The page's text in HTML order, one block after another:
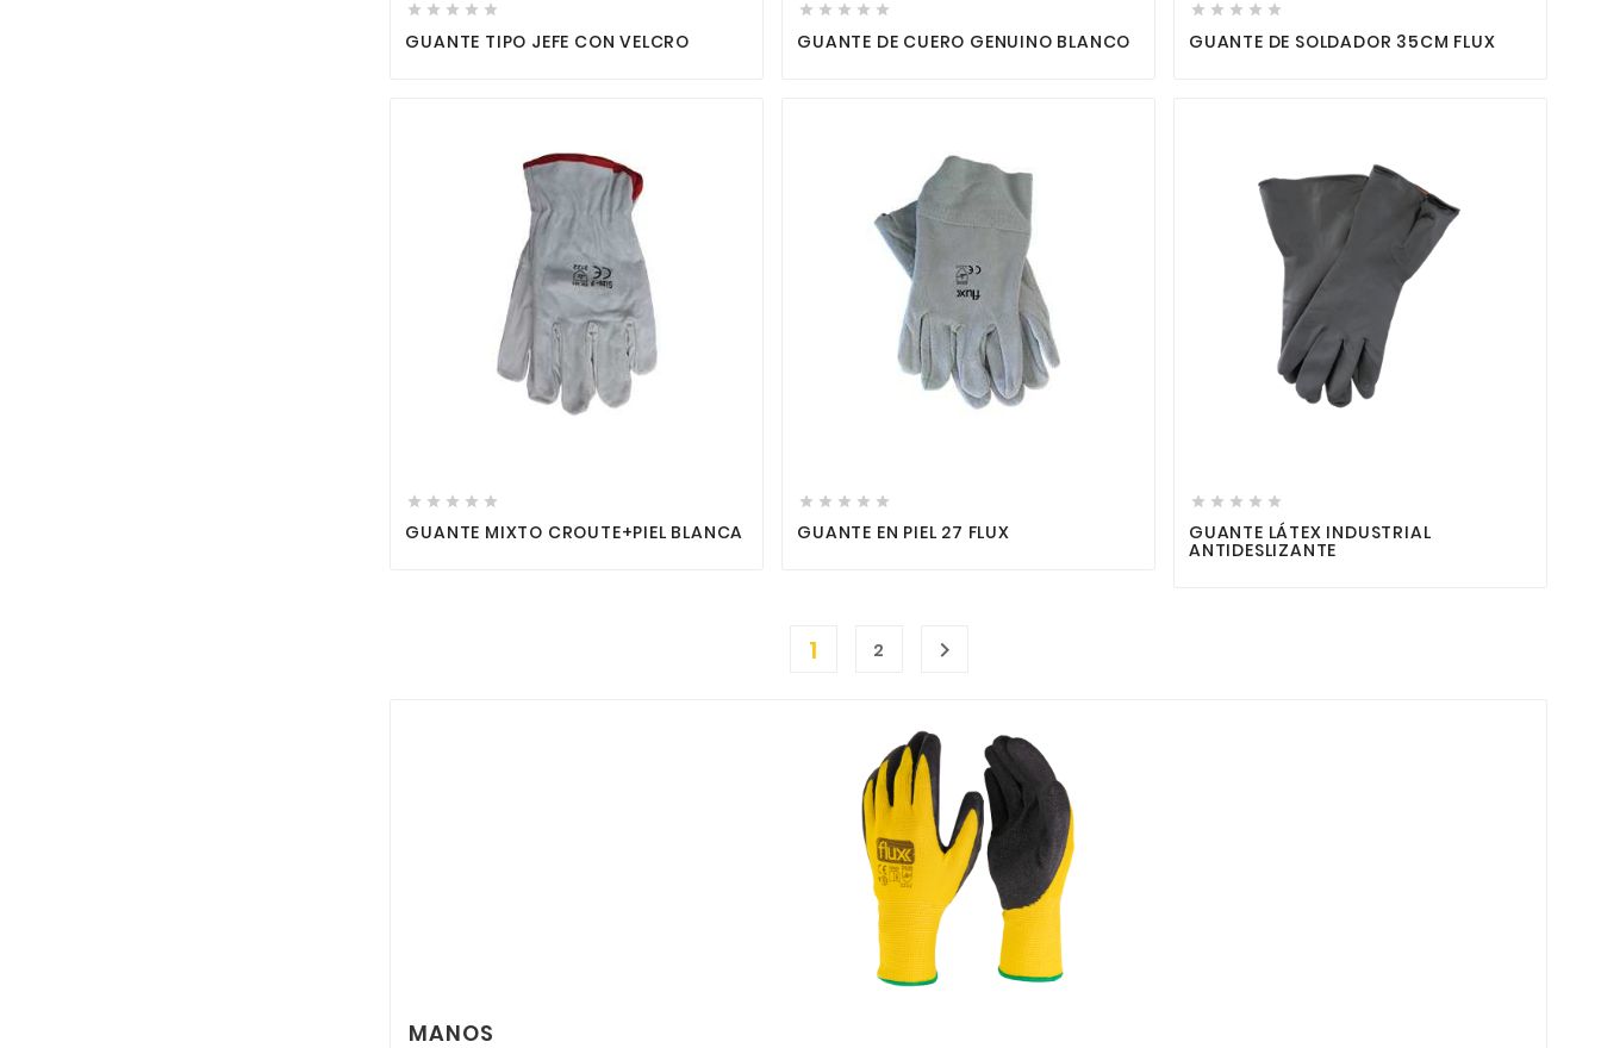
    
GUANTE TIPO JEFE CON VELCRO
    
GUANTE DE CUERO GENUINO BLANCO
    
GUANTE DE SOLDADOR 35CM FLUX
    
GUANTE MIXTO CROUTE+PIEL BLANCA
    
GUANTE EN PIEL 27 FLUX
    
GUANTE LÁTEX INDUSTRIAL
ANTIDESLIZANTE
1 2 
MANOS